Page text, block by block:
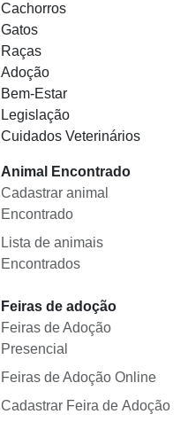
Cachorros
Gatos
Raças
Adoção
Bem-Estar
Legislação
Cuidados Veterinários
Animal Encontrado
Cadastrar animal
Encontrado
Lista de animais
Encontrados
Feiras de adoção
Feiras de Adoção
Presencial
Feiras de Adoção Online
Cadastrar Feira de Adoção